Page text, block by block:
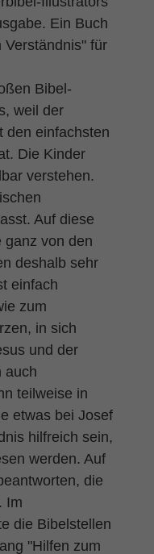
Ein Buch
Verständnis" für
Bibel-
weil der
den einfachsten
Die Kinder
verstehen.
Auf diese
ganz von den
deshalb sehr
einfach
zum
in sich
und der
auch
teilweise in
etwas bei Josef
hilfreich sein,
werden. Auf
die
Im
die Bibelstellen
"Hilfen zum